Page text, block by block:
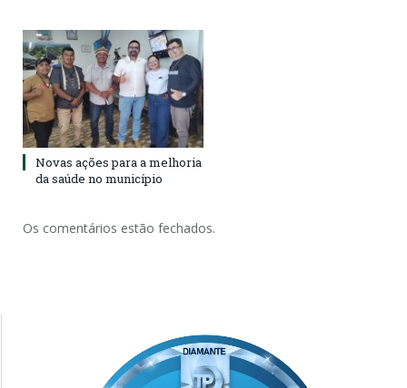
Novas ações para a melhoria
da saúde no município
Os comentários estão fechados.